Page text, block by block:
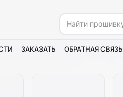
ЗАКАЗАТЬ ОБРАТНАЯ СВЯЗЬ